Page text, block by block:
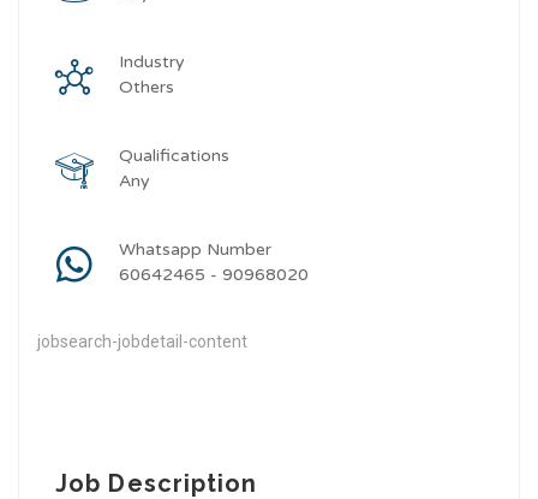
Industry
Others
Qualifications
Any
Whatsapp Number
60642465 - 90968020
jobsearch-jobdetail-content
Job Description